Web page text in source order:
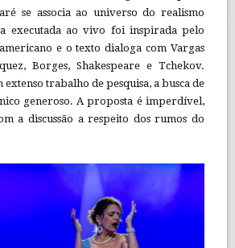
se associa ao universo do realismo
executada ao vivo foi inspirada pelo
e o texto dialoga com Vargas
Borges, Shakespeare e Tchekov.
trabalho de pesquisa, a busca de
generoso. A proposta é imperdível,
a discussão a respeito dos rumos do